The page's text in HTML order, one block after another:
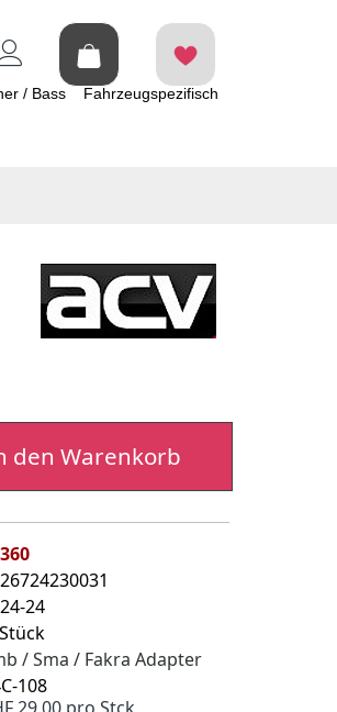
/ Bass Fahrzeugspezifisch
den Warenkorb
24
Stück
/ Sma / Fakra Adapter
108